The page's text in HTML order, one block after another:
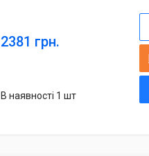
2381 грн.
В наявності 1 шт